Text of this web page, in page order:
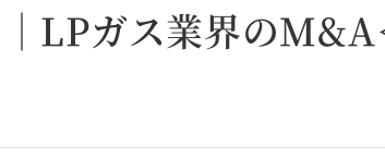
LPガス業界のM&A